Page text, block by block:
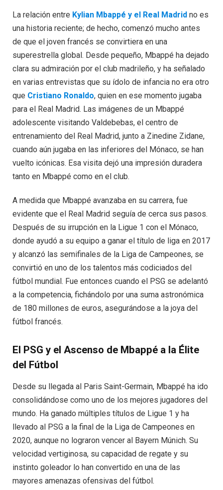
La relación entre Kylian Mbappé y el Real Madrid no es
una historia reciente; de hecho, comenzó mucho antes
de que el joven francés se convirtiera en una
superestrella global. Desde pequeño, Mbappé ha dejado
clara su admiración por el club madrileño, y ha señalado
en varias entrevistas que su ídolo de infancia no era otro
que Cristiano Ronaldo, quien en ese momento jugaba
para el Real Madrid. Las imágenes de un Mbappé
adolescente visitando Valdebebas, el centro de
entrenamiento del Real Madrid, junto a Zinedine Zidane,
cuando aún jugaba en las inferiores del Mónaco, se han
vuelto icónicas. Esa visita dejó una impresión duradera
tanto en Mbappé como en el club.
A medida que Mbappé avanzaba en su carrera, fue
evidente que el Real Madrid seguía de cerca sus pasos.
Después de su irrupción en la Ligue 1 con el Mónaco,
donde ayudó a su equipo a ganar el título de liga en 2017
y alcanzó las semifinales de la Liga de Campeones, se
convirtió en uno de los talentos más codiciados del
fútbol mundial. Fue entonces cuando el PSG se adelantó
a la competencia, fichándolo por una suma astronómica
de 180 millones de euros, asegurándose a la joya del
fútbol francés.
El PSG y el Ascenso de Mbappé a la Élite
del Fútbol
Desde su llegada al Paris Saint-Germain, Mbappé ha ido
consolidándose como uno de los mejores jugadores del
mundo. Ha ganado múltiples títulos de Ligue 1 y ha
llevado al PSG a la final de la Liga de Campeones en
2020, aunque no lograron vencer al Bayern Múnich. Su
velocidad vertiginosa, su capacidad de regate y su
instinto goleador lo han convertido en una de las
mayores amenazas ofensivas del fútbol.